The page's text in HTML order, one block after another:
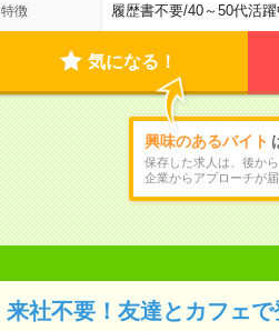
特徴 履歴書不要/40～50代活躍
気になる！
興味のあるバイト
保存した求人は、後か
企業からアプローチが届
来社不要！友達とカフェ